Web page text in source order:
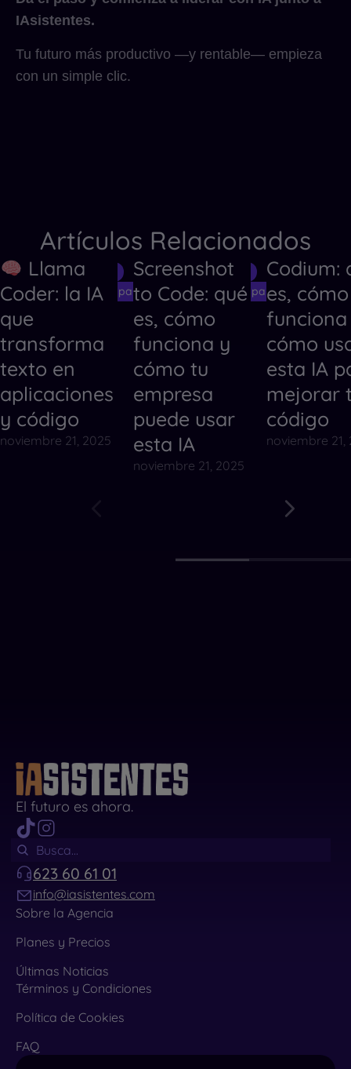
IAsistentes.
Tu futuro más productivo —y rentable— empieza
con un simple clic.
Artículos Relacionados
Herramientas de IA
Herramientas de IA para Crear Códigos
Llama
Coder: la IA
que
transforma
texto en
aplicaciones
y código
noviembre 21, 2025
Herramientas de IA
Herramientas de IA para Crear
Screenshot
to Code: qué
es, cómo
funciona y
cómo tu
empresa
puede usar
esta IA
noviembre 21, 2025
Codium:
es, cómo
cómo
esta IA
mejorar
código
noviembre 21,
El futuro es ahora.
623 60 61 01
info@iasistentes.com
Sobre la Agencia
Planes y Precios
Últimas Noticias
Términos y Condiciones
Política de Cookies
FAQ